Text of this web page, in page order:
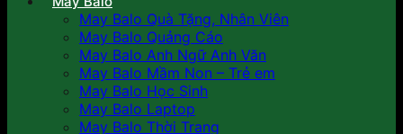
May Balo Quà Tặng, Nhân Viên
May Balo Quảng Cáo
May Balo Anh Ngữ Anh Văn
May Balo Mầm Non – Trẻ em
May Balo Học Sinh
May Balo Laptop
May Balo Thời Trang